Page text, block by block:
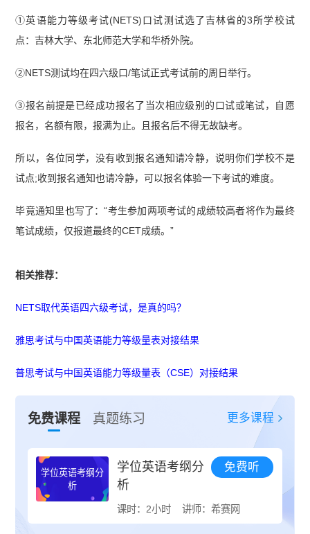
①英语能力等级考试(NETS)口试测试选了吉林省的3所学校试
点：吉林大学、东北师范大学和华桥外院。
②NETS测试均在四六级口/笔试正式考试前的周日举行。
③报名前提是已经成功报名了当次相应级别的口试或笔试，自愿
报名，名额有限，报满为止。且报名后不得无故缺考。
所以，各位同学，没有收到报名通知请冷静，说明你们学校不是
试点;收到报名通知也请冷静，可以报名体验一下考试的难度。
毕竟通知里也写了：“考生参加两项考试的成绩较高者将作为最终
笔试成绩，仅报道最终的CET成绩。”
相关推荐：
NETS取代英语四六级考试，是真的吗？
雅思考试与中国英语能力等级量表对接结果
普思考试与中国英语能力等级量表（CSE）对接结果
免费课程 真题练习 更多课程
学位英语考纲分
析
学位英语考纲分
析
免费听
课时：2小时 讲师：希赛网